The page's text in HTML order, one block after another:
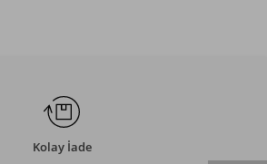
Kolay İade